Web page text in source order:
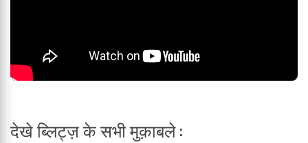
देखे ब्लिट्ज़ के सभी मुक़ाबले :